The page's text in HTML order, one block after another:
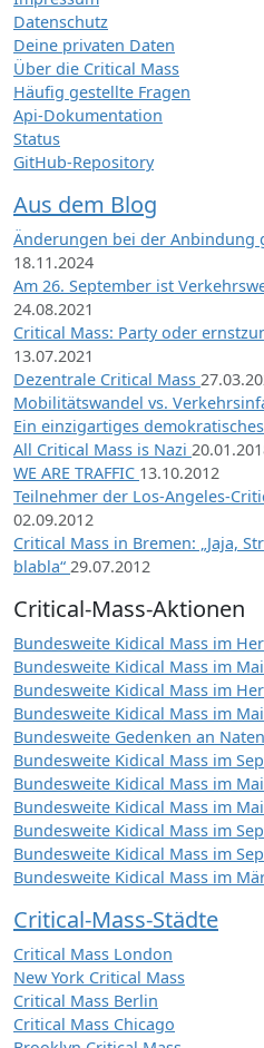
Datenschutz
Deine privaten Daten
Über die Critical Mass
Häufig gestellte Fragen
Api-Dokumentation
Status
GitHub-Repository
Aus dem Blog
Änderungen bei der Anbindung
18.11.2024
Am 26. September ist
24.08.2021
Critical Mass: Party oder
13.07.2021
Dezentrale Critical Mass
Mobilitätswandel vs.
Ein einzigartiges
All Critical Mass is Nazi
WE ARE TRAFFIC 13.10.2012
Teilnehmer der Los-Angeles-
02.09.2012
Critical Mass in Bremen: „Jaja,
blabla“ 29.07.2012
Critical-Mass-Aktionen
Bundesweite Kidical Mass im
Bundesweite Kidical Mass im
Bundesweite Kidical Mass im
Bundesweite Kidical Mass im
Bundesweite Gedenken an
Bundesweite Kidical Mass im
Bundesweite Kidical Mass im
Bundesweite Kidical Mass im
Bundesweite Kidical Mass im
Bundesweite Kidical Mass im
Bundesweite Kidical Mass im
Critical-Mass-Städte
Critical Mass London
New York Critical Mass
Critical Mass Berlin
Critical Mass Chicago